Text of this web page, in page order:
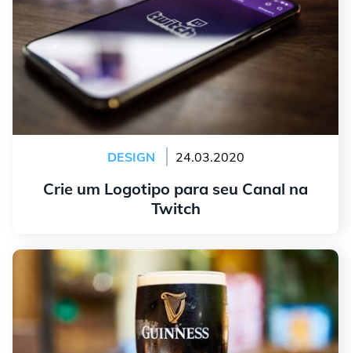
DESIGN 24.03.2020
Crie um Logotipo para seu Canal na
Twitch
A História e o Simbolismo do Logotipo da Guinness